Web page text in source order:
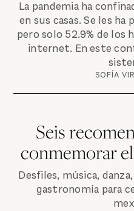
La pandemia ha
en sus casas. Se les ha
pero solo 52.9% de los
internet. En este
SOFÍA
Seis
conmemorar
Desfiles, música,
gastronomía para